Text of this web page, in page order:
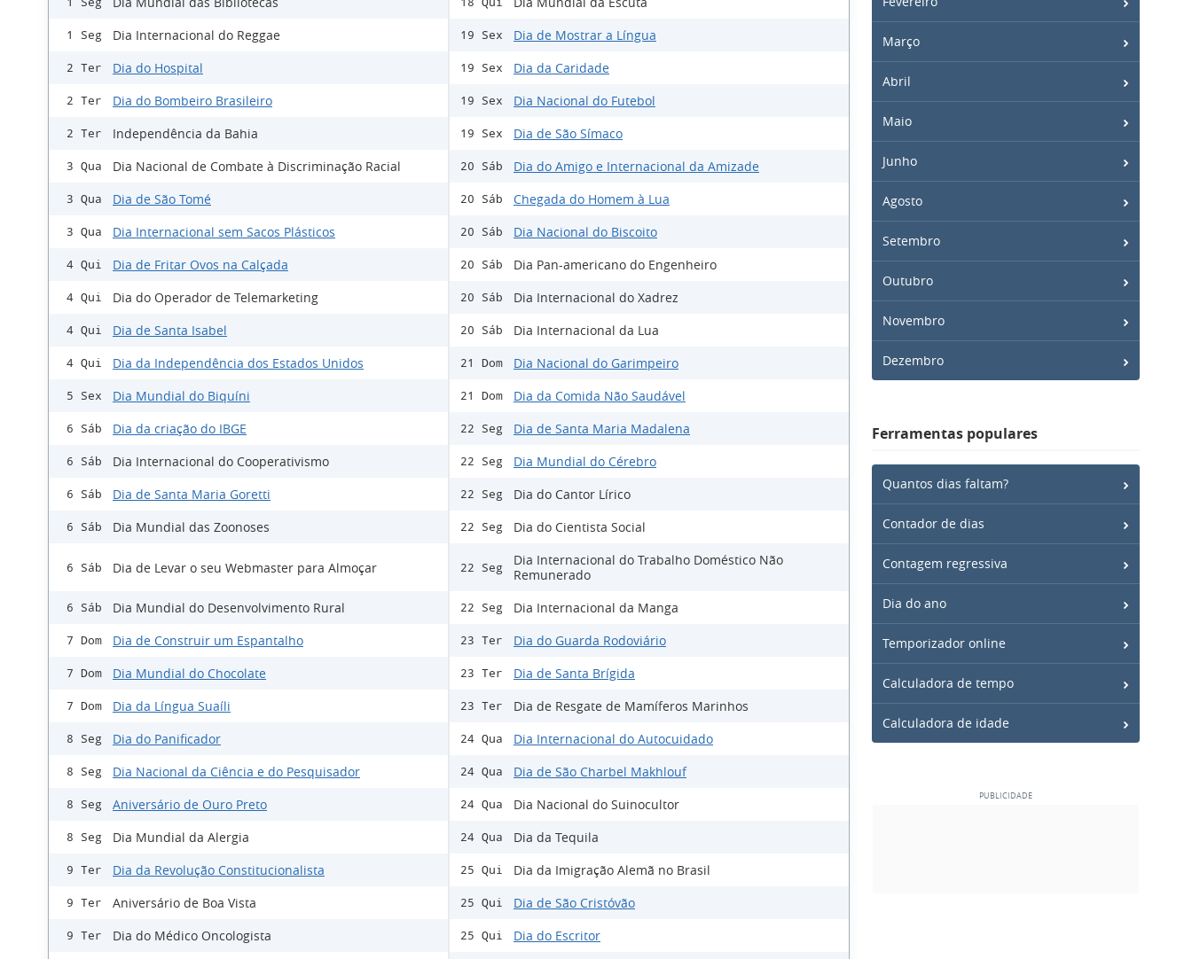
1 Seg Dia Internacional do Reggae
2 Ter Dia do Hospital
2 Ter Dia do Bombeiro Brasileiro
2 Ter Independência da Bahia
3 Qua Dia Nacional de Combate à Discriminação Racial
3 Qua Dia de São Tomé
3 Qua Dia Internacional sem Sacos Plásticos
4 Qui Dia de Fritar Ovos na Calçada
4 Qui Dia do Operador de Telemarketing
4 Qui Dia de Santa Isabel
4 Qui Dia da Independência dos Estados Unidos
5 Sex Dia Mundial do Biquíni
6 Sáb Dia da criação do IBGE
6 Sáb Dia Internacional do Cooperativismo
6 Sáb Dia de Santa Maria Goretti
6 Sáb Dia Mundial das Zoonoses
6 Sáb Dia de Levar o seu Webmaster para Almoçar
6 Sáb Dia Mundial do Desenvolvimento Rural
7 Dom Dia de Construir um Espantalho
7 Dom Dia Mundial do Chocolate
7 Dom Dia da Língua Suaíli
8 Seg Dia do Panificador
8 Seg Dia Nacional da Ciência e do Pesquisador
8 Seg Aniversário de Ouro Preto
8 Seg Dia Mundial da Alergia
9 Ter Dia da Revolução Constitucionalista
9 Ter Aniversário de Boa Vista
9 Ter Dia do Médico Oncologista
19 Sex Dia de Mostrar a Língua
19 Sex Dia da Caridade
19 Sex Dia Nacional do Futebol
19 Sex Dia de São Símaco
20 Sáb Dia do Amigo e Internacional da Amizade
20 Sáb Chegada do Homem à Lua
20 Sáb Dia Nacional do Biscoito
20 Sáb Dia Pan-americano do Engenheiro
20 Sáb Dia Internacional do Xadrez
20 Sáb Dia Internacional da Lua
21 Dom Dia Nacional do Garimpeiro
21 Dom Dia da Comida Não Saudável
22 Seg Dia de Santa Maria Madalena
22 Seg Dia Mundial do Cérebro
22 Seg Dia do Cantor Lírico
22 Seg Dia do Cientista Social
22 Seg
Dia Internacional do Trabalho Doméstico Não
Remunerado
22 Seg Dia Internacional da Manga
23 Ter Dia do Guarda Rodoviário
23 Ter Dia de Santa Brígida
23 Ter Dia de Resgate de Mamíferos Marinhos
24 Qua Dia Internacional do Autocuidado
24 Qua Dia de São Charbel Makhlouf
24 Qua Dia Nacional do Suinocultor
24 Qua Dia da Tequila
25 Qui Dia da Imigração Alemã no Brasil
25 Qui Dia de São Cristóvão
25 Qui Dia do Escritor
Março
Abril
Maio
Junho
Agosto
Setembro
Outubro
Novembro
Dezembro
Ferramentas populares
Quantos dias faltam?
Contador de dias
Contagem regressiva
Dia do ano
Temporizador online
Calculadora de tempo
Calculadora de idade